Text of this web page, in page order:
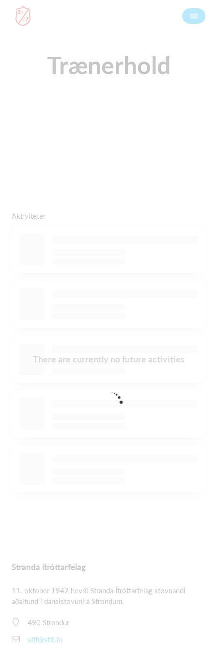
Trænerhold
Aktiviteter
There are currently no future activities
Stranda ítróttarfelag
11. oktober 1942 hevði Stranda Ítróttarfelag stovnandi
aðalfund í dansistovuni á Strondum.
490 Strendur
stif@stif.fo